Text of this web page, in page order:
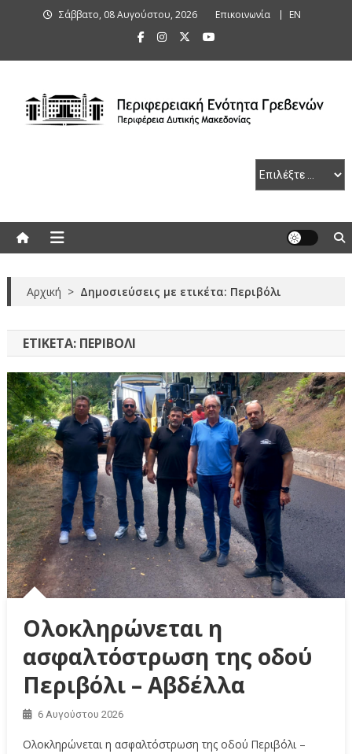
Σάββατο, 08 Αυγούστου, 2026 Επικοινωνία ΕΝ
Αρχική > Δημοσιεύσεις με ετικέτα: Περιβόλι
ΕΤΙΚΈΤΑ: ΠΕΡΙΒΌΛΙ
Ολοκληρώνεται η
ασφαλτόστρωση της οδού
Περιβόλι – Αβδέλλα
6 Αυγούστου 2026
Ολοκληρώνεται η ασφαλτόστρωση της οδού Περιβόλι –